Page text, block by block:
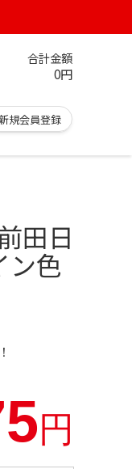
合計金額
0円
規会員登録
田日
ン色
円